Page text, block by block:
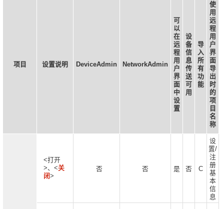
项目 设置说明 DeviceAdmin NetworkAdmin
可
以
在
远
程
用
户
界
面
中
设
置
设
备
信
息
传
送
可
用
导
入
所
有
功
能
使
用
远
程
用
户
界
面
导
出
时
的
项
目
名
称
<打开
>、<关
闭>
否 否 是 否 C
设
置/
注
册
基
本
信
息